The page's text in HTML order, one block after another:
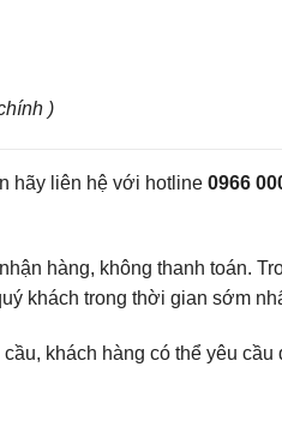
)
hãy liên hệ với hotline 0966
hàng, không thanh toán.
khách trong thời gian sớm
khách hàng có thể yêu cầu